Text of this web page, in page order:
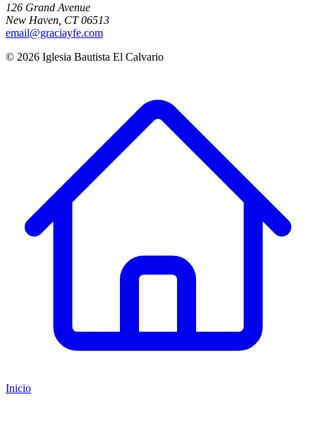
126 Grand Avenue
New Haven CT 06513
email@graciayfe.com
© 2026 Iglesia Bautista El Calvario
Inicio